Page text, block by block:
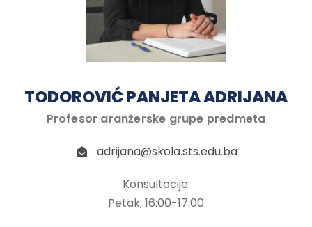
TODOROVIĆ PANJETA ADRIJANA
Profesor aranžerske grupe predmeta
adrijana@skola.sts.edu.ba
Konsultacije:
Petak, 16:00-17:00